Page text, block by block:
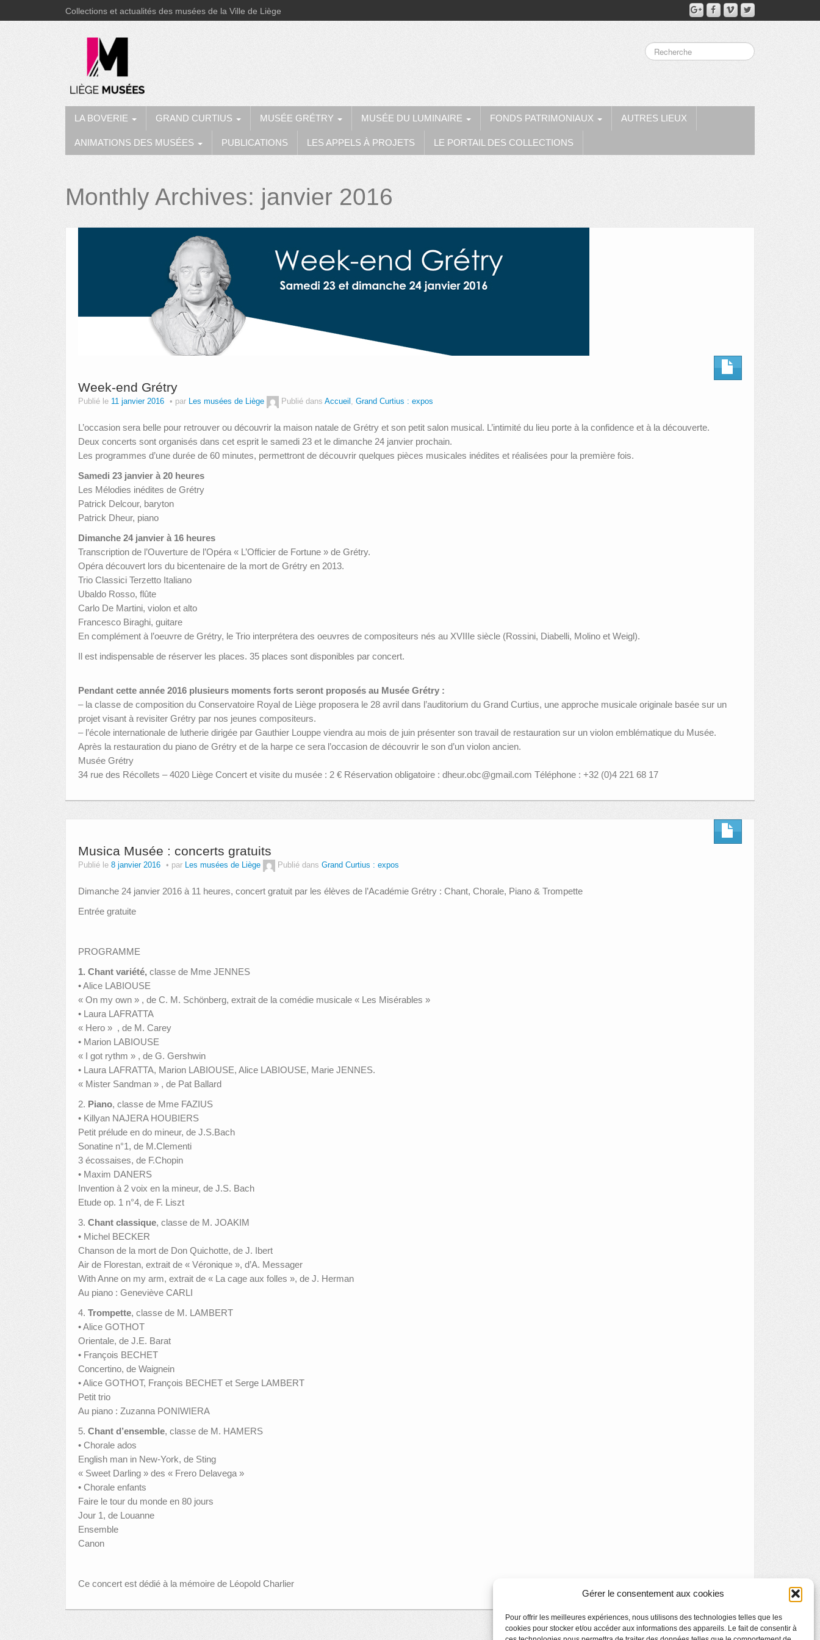
Gérer le consentement aux cookies
Pour offrir les meilleures expériences, nous utilisons des technologies telles que les
cookies pour stocker et/ou accéder aux informations des appareils. Le fait de consentir à
Collections et actualités des musées de la Ville de Liège
LA BOVERIE GRAND CURTIUS MUSÉE GRÉTRY MUSÉE DU LUMINAIRE FONDS PATRIMONIAUX AUTRES LIEUX
ANIMATIONS DES MUSÉES PUBLICATIONS LES APPELS À PROJETS LE PORTAIL DES COLLECTIONS
Monthly Archives: janvier 2016
Week-end Grétry
Publié le 11 janvier 2016 par Les musées de Liège Publié dans Accueil , Grand Curtius : expos
L’occasion sera belle pour retrouver ou découvrir la maison natale de Grétry et son petit salon musical. L’intimité du lieu porte à la confidence et à la découverte.
Deux concerts sont organisés dans cet esprit le samedi 23 et le dimanche 24 janvier prochain.
Les programmes d’une durée de 60 minutes, permettront de découvrir quelques pièces musicales inédites et réalisées pour la première fois.
Samedi 23 janvier à 20 heures
Les Mélodies inédites de Grétry
Patrick Delcour, baryton
Patrick Dheur, piano
Dimanche 24 janvier à 16 heures
Transcription de l’Ouverture de l’Opéra « L’Officier de Fortune » de Grétry.
Opéra découvert lors du bicentenaire de la mort de Grétry en 2013.
Trio Classici Terzetto Italiano
Ubaldo Rosso, flûte
Carlo De Martini, violon et alto
Francesco Biraghi, guitare
En complément à l’oeuvre de Grétry, le Trio interprétera des oeuvres de compositeurs nés au XVIIIe siècle (Rossini, Diabelli, Molino et Weigl).
Il est indispensable de réserver les places. 35 places sont disponibles par concert.
Pendant cette année 2016 plusieurs moments forts seront proposés au Musée Grétry :
– la classe de composition du Conservatoire Royal de Liège proposera le 28 avril dans l’auditorium du Grand Curtius, une approche musicale originale basée sur un
projet visant à revisiter Grétry par nos jeunes compositeurs.
– l’école internationale de lutherie dirigée par Gauthier Louppe viendra au mois de juin présenter son travail de restauration sur un violon emblématique du Musée.
Après la restauration du piano de Grétry et de la harpe ce sera l’occasion de découvrir le son d’un violon ancien.
Musée Grétry
34 rue des Récollets – 4020 Liège Concert et visite du musée : 2 € Réservation obligatoire : dheur.obc@gmail.com Téléphone : +32 (0)4 221 68 17
Musica Musée : concerts gratuits
Publié le 8 janvier 2016 par Les musées de Liège Publié dans Grand Curtius : expos
Dimanche 24 janvier 2016 à 11 heures, concert gratuit par les élèves de l’Académie Grétry : Chant, Chorale, Piano & Trompette
Entrée gratuite
PROGRAMME
1. Chant variété, classe de Mme JENNES
• Alice LABIOUSE
« On my own » , de C. M. Schönberg, extrait de la comédie musicale « Les Misérables »
• Laura LAFRATTA
« Hero » , de M. Carey
• Marion LABIOUSE
« I got rythm » , de G. Gershwin
• Laura LAFRATTA, Marion LABIOUSE, Alice LABIOUSE, Marie JENNES.
« Mister Sandman » , de Pat Ballard
2. Piano, classe de Mme FAZIUS
• Killyan NAJERA HOUBIERS
Petit prélude en do mineur, de J.S.Bach
Sonatine n°1, de M.Clementi
3 écossaises, de F.Chopin
• Maxim DANERS
Invention à 2 voix en la mineur, de J.S. Bach
Etude op. 1 n°4, de F. Liszt
3. Chant classique, classe de M. JOAKIM
• Michel BECKER
Chanson de la mort de Don Quichotte, de J. Ibert
Air de Florestan, extrait de « Véronique », d’A. Messager
With Anne on my arm, extrait de « La cage aux folles », de J. Herman
Au piano : Geneviève CARLI
4. Trompette, classe de M. LAMBERT
• Alice GOTHOT
Orientale, de J.E. Barat
• François BECHET
Concertino, de Waignein
• Alice GOTHOT, François BECHET et Serge LAMBERT
Petit trio
Au piano : Zuzanna PONIWIERA
5. Chant d’ensemble, classe de M. HAMERS
• Chorale ados
English man in New-York, de Sting
« Sweet Darling » des « Frero Delavega »
• Chorale enfants
Faire le tour du monde en 80 jours
Jour 1, de Louanne
Ensemble
Canon
Ce concert est dédié à la mémoire de Léopold Charlier